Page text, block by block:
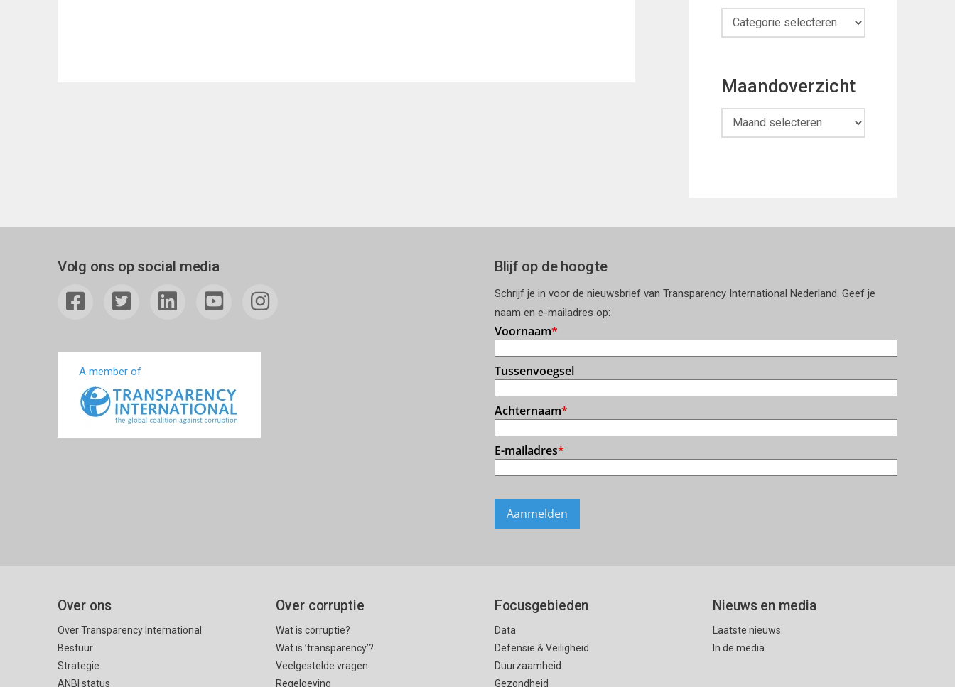
Categorieën
Maandoverzicht
Maandoverzicht
Volg ons op social media
A member of
Blijf op de hoogte
Schrijf je in voor de nieuwsbrief van Transparency International Nederland. Geef je
naam en e-mailadres op:
Over ons
Over Transparency International
Bestuur
Strategie
ANBI status
Over corruptie
Wat is corruptie?
Wat is ’transparency’?
Veelgestelde vragen
Regelgeving
Focusgebieden
Data
Defensie & Veiligheid
Duurzaamheid
Gezondheid
Nieuws en media
Laatste nieuws
In de media